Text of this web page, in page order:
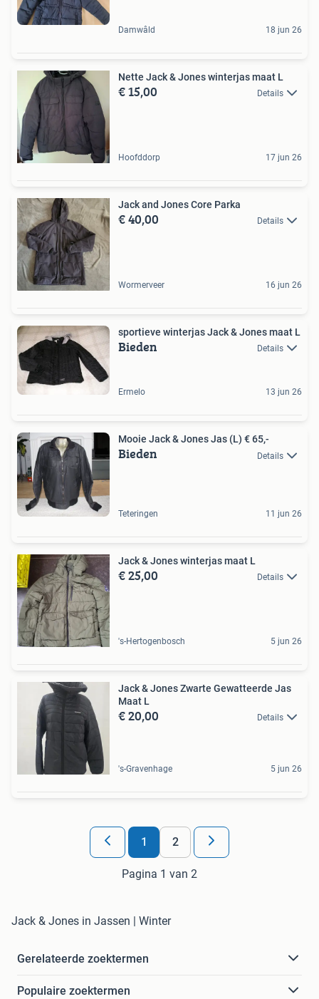
Damwâld 18 jun 26
Nette Jack & Jones winterjas maat L
€ 15,00 Details
Hoofddorp 17 jun 26
Jack and Jones Core Parka
€ 40,00 Details
Wormerveer 16 jun 26
sportieve winterjas Jack & Jones maat L
Bieden Details
Ermelo 13 jun 26
Mooie Jack & Jones Jas (L) € 65,-
Bieden Details
Teteringen 11 jun 26
Jack & Jones winterjas maat L
€ 25,00 Details
's-Hertogenbosch 5 jun 26
Jack & Jones Zwarte Gewatteerde Jas
Maat L
€ 20,00 Details
's-Gravenhage 5 jun 26
1 2
Pagina 1 van 2
Jack & Jones in Jassen | Winter
Gerelateerde zoektermen
Populaire zoektermen